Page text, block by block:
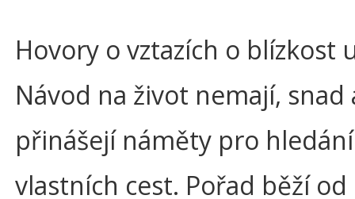
Hovory o vztazích o blízkost
Návod na život nemají, snad
přinášejí náměty pro hledání
vlastních cest. Pořad běží